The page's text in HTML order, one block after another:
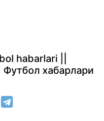
habarlari ||
хабарлари